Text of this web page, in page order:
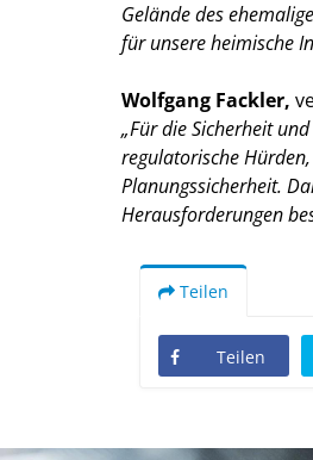
Gelände des
für unsere heimische
Wolfgang Fackler,
Für die Sicherheit und
regulatorische
Planungssicherheit.
Herausforderungen
Teilen
Teilen